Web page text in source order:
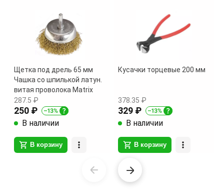
Щетка под дрель 65 мм
Чашка со шпилькой латун.
витая проволока Matrix
287.5 ₽
250 ₽
В наличии
В корзину
Кусачки торцевые 200 мм
378.35 ₽
329 ₽
В наличии
В корзину